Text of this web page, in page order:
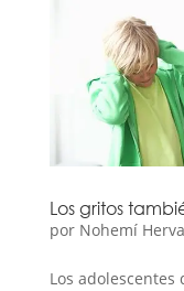
Los gritos
por Nohemí
Los